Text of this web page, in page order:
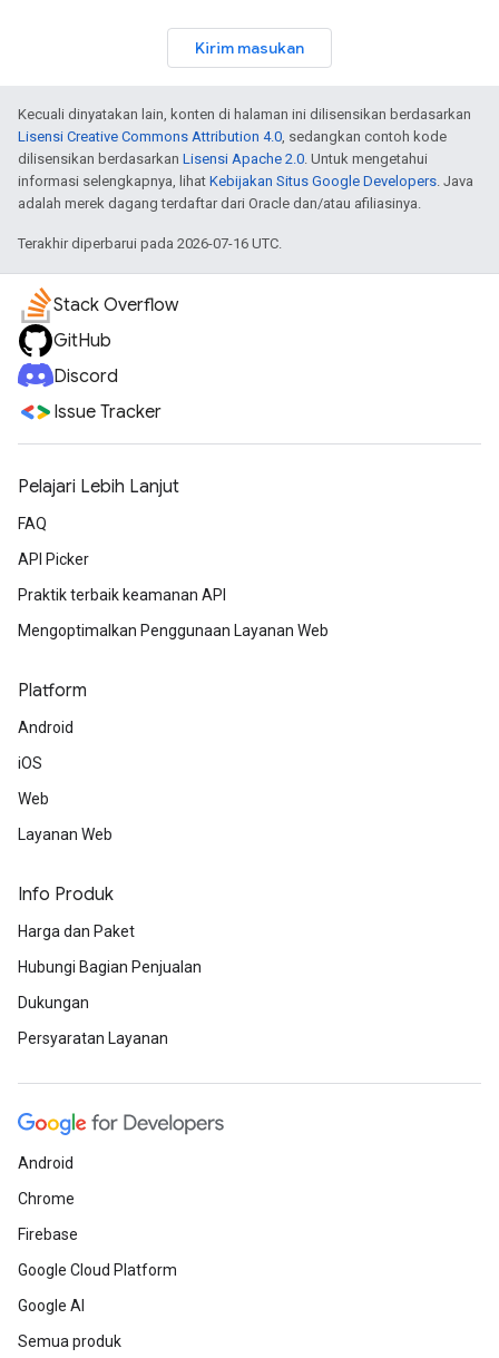
Kirim masukan
Kecuali dinyatakan lain, konten di halaman ini dilisensikan berdasarkan
Lisensi Creative Commons Attribution 4.0, sedangkan contoh kode
dilisensikan berdasarkan Lisensi Apache 2.0. Untuk mengetahui
informasi selengkapnya, lihat Kebijakan Situs Google Developers. Java
adalah merek dagang terdaftar dari Oracle dan/atau afiliasinya.
Terakhir diperbarui pada 2026-07-16 UTC.
Stack Overflow
GitHub
Discord
Issue Tracker
Pelajari Lebih Lanjut
FAQ
API Picker
Praktik terbaik keamanan API
Mengoptimalkan Penggunaan Layanan Web
Platform
Android
iOS
Web
Layanan Web
Info Produk
Harga dan Paket
Hubungi Bagian Penjualan
Dukungan
Persyaratan Layanan
Android
Chrome
Firebase
Google Cloud Platform
Google AI
Semua produk